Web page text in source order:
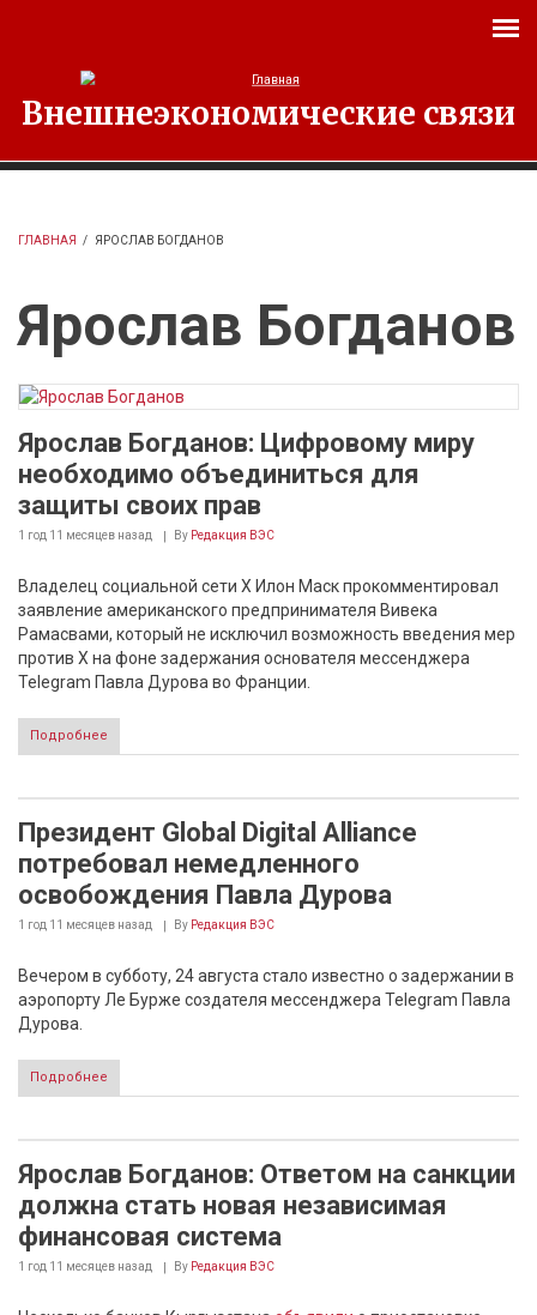
Внешнеэкономические связи
ГЛАВНАЯ / ЯРОСЛАВ БОГДАНОВ
Ярослав Богданов
Ярослав Богданов: Цифровому миру
необходимо объединиться для
защиты своих прав
1 год 11 месяцев назад By Редакция ВЭС
Владелец социальной сети X Илон Маск прокомментировал
заявление американского предпринимателя Вивека
Рамасвами, который не исключил возможность введения мер
против X на фоне задержания основателя мессенджера
Telegram Павла Дурова во Франции.
Подробнее
Президент Global Digital Alliance
потребовал немедленного
освобождения Павла Дурова
1 год 11 месяцев назад By Редакция ВЭС
Вечером в субботу, 24 августа стало известно о задержании в
аэропорту Ле Бурже создателя мессенджера Telegram Павла
Дурова.
Подробнее
Ярослав Богданов: Ответом на санкции
должна стать новая независимая
финансовая система
1 год 11 месяцев назад By Редакция ВЭС